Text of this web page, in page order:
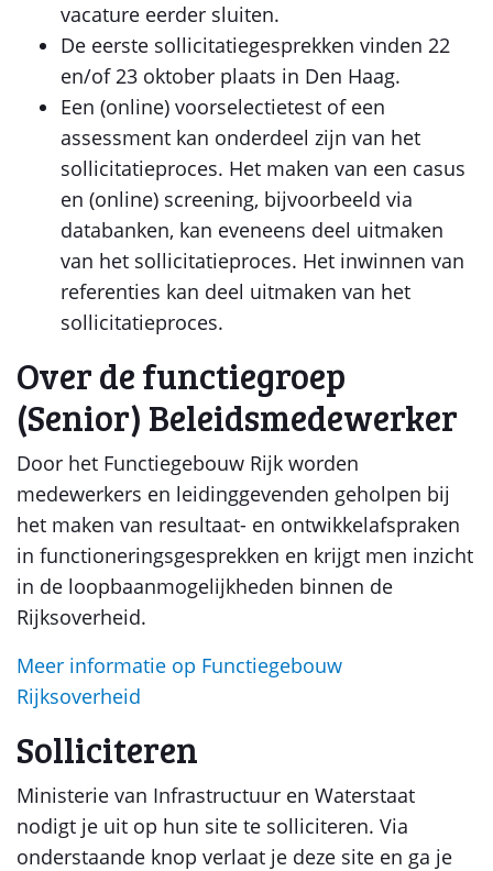
vacature eerder sluiten.
De eerste sollicitatiegesprekken vinden 22
en/of 23 oktober plaats in Den Haag.
Een (online) voorselectietest of een
assessment kan onderdeel zijn van het
sollicitatieproces. Het maken van een casus
en (online) screening, bijvoorbeeld via
databanken, kan eveneens deel uitmaken
van het sollicitatieproces. Het inwinnen van
referenties kan deel uitmaken van het
sollicitatieproces.
Over de functiegroep
(Senior) Beleidsmedewerker
Door het Functiegebouw Rijk worden
medewerkers en leidinggevenden geholpen bij
het maken van resultaat- en ontwikkelafspraken
in functioneringsgesprekken en krijgt men inzicht
in de loopbaanmogelijkheden binnen de
Rijksoverheid.
Meer informatie op Functiegebouw
Rijksoverheid
Solliciteren
Ministerie van Infrastructuur en Waterstaat
nodigt je uit op hun site te solliciteren. Via
onderstaande knop verlaat je deze site en ga je